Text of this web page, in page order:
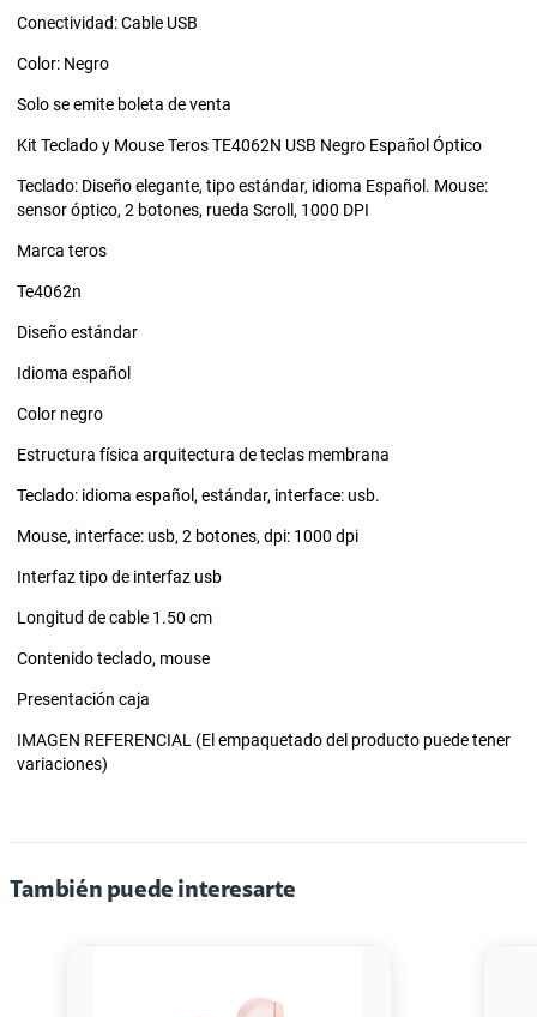
Conectividad: Cable USB
Color: Negro
Solo se emite boleta de venta
Kit Teclado y Mouse Teros TE4062N USB Negro Español Óptico
Teclado: Diseño elegante, tipo estándar, idioma Español. Mouse:
sensor óptico, 2 botones, rueda Scroll, 1000 DPI
Marca teros
Te4062n
Diseño estándar
Idioma español
Color negro
Estructura física arquitectura de teclas membrana
Teclado: idioma español, estándar, interface: usb.
Mouse, interface: usb, 2 botones, dpi: 1000 dpi
Interfaz tipo de interfaz usb
Longitud de cable 1.50 cm
Contenido teclado, mouse
Presentación caja
IMAGEN REFERENCIAL (El empaquetado del producto puede tener
variaciones)
También puede interesarte